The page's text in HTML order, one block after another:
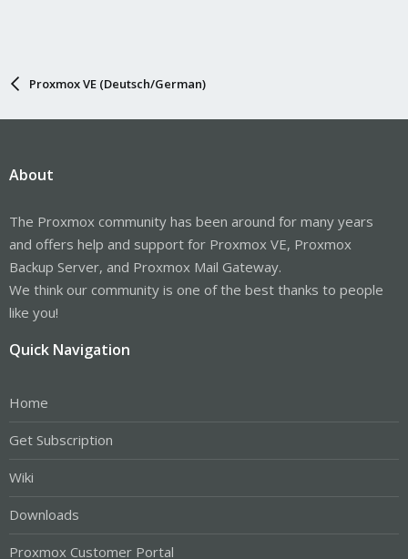
Proxmox VE (Deutsch/German)
About
The Proxmox community has been around for many years
and offers help and support for Proxmox VE, Proxmox
Backup Server, and Proxmox Mail Gateway.
We think our community is one of the best thanks to people
like you!
Quick Navigation
Home
Get Subscription
Wiki
Downloads
Proxmox Customer Portal